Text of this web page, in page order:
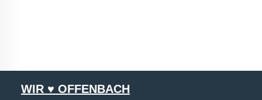
WIR ♥ OFFENBACH